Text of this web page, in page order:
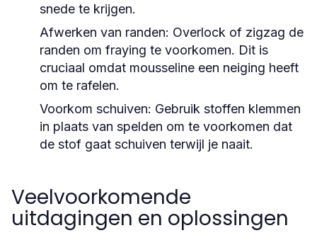
snede te krijgen.
Afwerken van randen: Overlock of zigzag de
randen om fraying te voorkomen. Dit is
cruciaal omdat mousseline een neiging heeft
om te rafelen.
Voorkom schuiven: Gebruik stoffen klemmen
in plaats van spelden om te voorkomen dat
de stof gaat schuiven terwijl je naait.
Veelvoorkomende
uitdagingen en oplossingen